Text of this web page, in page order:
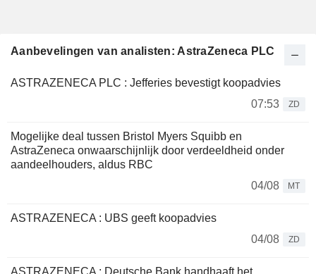
Aanbevelingen van analisten: AstraZeneca PLC
ASTRAZENECA PLC : Jefferies bevestigt koopadvies
07:53
ZD
Mogelijke deal tussen Bristol Myers Squibb en
AstraZeneca onwaarschijnlijk door verdeeldheid onder
aandeelhouders, aldus RBC
04/08
MT
ASTRAZENECA : UBS geeft koopadvies
04/08
ZD
ASTRAZENECA : Deutsche Bank handhaaft het